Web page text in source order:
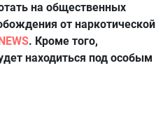
на общественных
от наркотической
. Кроме того,
находиться под особым